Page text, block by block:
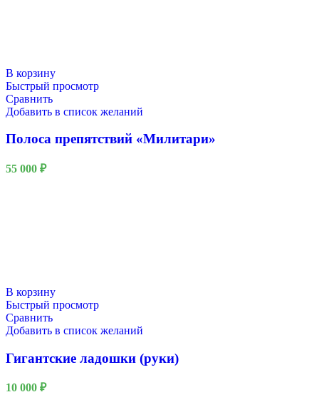
В корзину
Быстрый просмотр
Сравнить
Добавить в список желаний
Полоса препятствий «Милитари»
55 000 ₽
В корзину
Быстрый просмотр
Сравнить
Добавить в список желаний
Гигантские ладошки (руки)
10 000 ₽